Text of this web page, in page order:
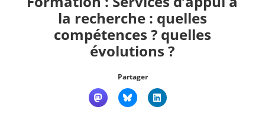
Qui sommes nous ?
la recherche : quelles
compétences ? quelles
évolutions ?
Partager